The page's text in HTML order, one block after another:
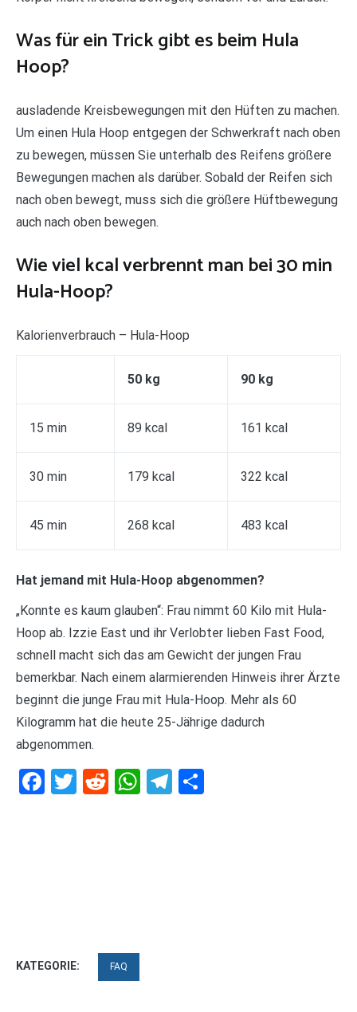
Was für ein Trick gibt es beim Hula
Hoop?
ausladende Kreisbewegungen mit den Hüften zu machen.
Um einen Hula Hoop entgegen der Schwerkraft nach oben
zu bewegen, müssen Sie unterhalb des Reifens größere
Bewegungen machen als darüber. Sobald der Reifen sich
nach oben bewegt, muss sich die größere Hüftbewegung
auch nach oben bewegen.
Wie viel kcal verbrennt man bei 30 min
Hula-Hoop?
Kalorienverbrauch – Hula-Hoop
50 kg 90 kg
15 min 89 kcal 161 kcal
30 min 179 kcal 322 kcal
45 min 268 kcal 483 kcal
Hat jemand mit Hula-Hoop abgenommen?
„Konnte es kaum glauben“: Frau nimmt 60 Kilo mit Hula-
Hoop ab. Izzie East und ihr Verlobter lieben Fast Food,
schnell macht sich das am Gewicht der jungen Frau
bemerkbar. Nach einem alarmierenden Hinweis ihrer Ärzte
beginnt die junge Frau mit Hula-Hoop. Mehr als 60
Kilogramm hat die heute 25-Jährige dadurch
abgenommen.
Facebook
Twitter
RedditWhatsApp
Telegram
KATEGORIE: FAQ